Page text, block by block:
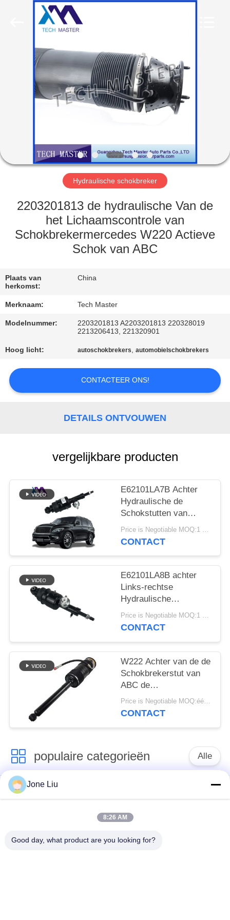
HUIS
PRODUCTEN
OVER
ONS
FABRIEKSRONDLEIDING
KWALITEITSCONTROLE
CONTACT
MET
NIEUWS
EEN
OFFERTE
SITEMAP
PRIVACY
BELEID
Hydraulische schokbreker
2203201813 de hydraulische Van de
het Lichaamscontrole van
Schokbrekermercedes W220 Actieve
Schok van ABC
Plaats van
herkomst:
China
Merknaam: Tech Master
Modelnummer:
2203201813 A2203201813 220328019
2213206413, 221320901
Hoog licht: autoschokbrekers,automobielschokbrekers
CONTACTEER ONS!
DETAILS ONTVOUWEN
vergelijkbare producten
E62101LA7B Achter
Hydraulische de
Schokstutten van
Nissan Patrol Infiniti
QX56 QX80
Price is Negotiable MOQ:1 PCs
CONTACT
E62101LA8B achter
Links-rechtse
Hydraulische
Schokstut voor Infiniti
QX56 QX80 Z62
Price is Negotiable MOQ:1 PCs
CONTACT
W222 Achter van de de
Schokbrekerstut van
ABC de
Luchtopschorting
2223200713
Price is Negotiable MOQ:één pc/pcs
CONTACT
populaire categorieën Alle
De Schok van de
luchtopschorting
luchtopschorting
Benz de Delen
BMW-de Delen van
Jone Liu
8:26 AM
Good day, what product are you looking for?